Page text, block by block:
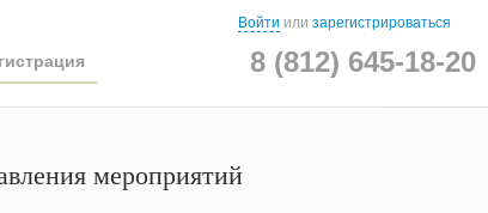
Войти или зарегистрироваться
8 (812) 645-18-20
мероприятий